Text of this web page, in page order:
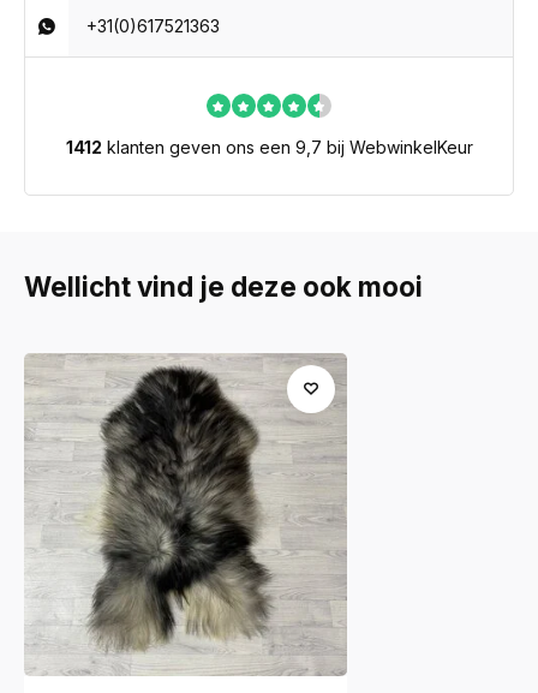
+31(0)617521363
1412 klanten geven ons een 9,7 bij WebwinkelKeur
Wellicht vind je deze ook mooi